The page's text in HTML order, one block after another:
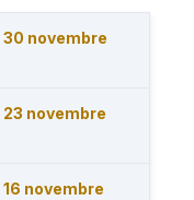
30 novembre
23 novembre
16 novembre